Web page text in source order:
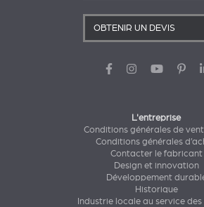
OBTENIR UN DEVIS
L'entreprise
Conditions générales de
Conditions générales
Contacter le fabricant
Design et innovation
Développement
Historique
Industrie locale au service